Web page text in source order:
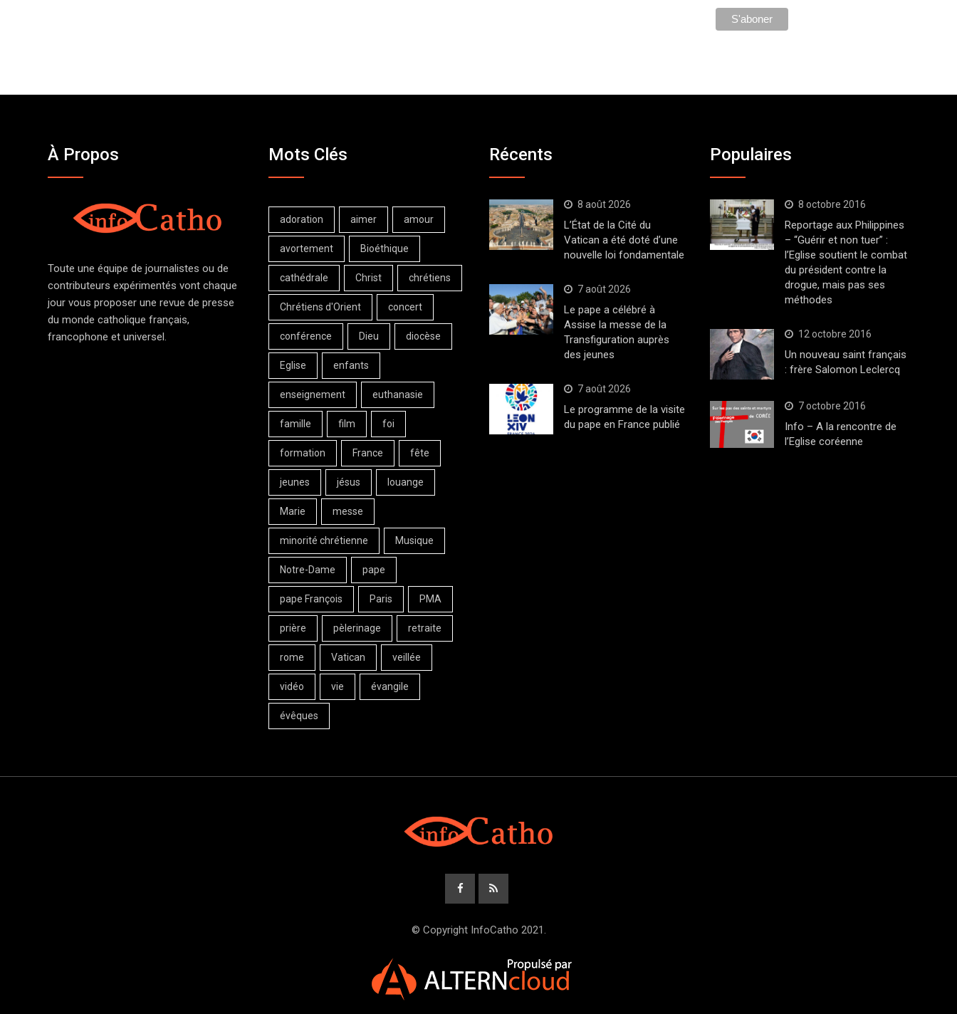
À Propos
Toute une équipe de journalistes ou de
contributeurs expérimentés vont chaque
jour vous proposer une revue de presse
du monde catholique français,
francophone et universel.
Mots Clés
adoration aimer amour
avortement Bioéthique
cathédrale Christ chrétiens
Chrétiens d'Orient concert
conférence Dieu diocèse
Eglise enfants
enseignement euthanasie
famille film foi
formation France fête
jeunes jésus louange
Marie messe
minorité chrétienne Musique
Notre-Dame pape
pape François Paris PMA
prière pèlerinage retraite
rome Vatican veillée
vidéo vie évangile
évêques
Récents
8 août 2026
L’État de la Cité du
Vatican a été doté d’une
nouvelle loi fondamentale
7 août 2026
Le pape a célébré à
Assise la messe de la
Transfiguration auprès
des jeunes
7 août 2026
Le programme de la visite
du pape en France publié
Populaires
8 octobre 2016
Reportage aux Philippines
– “Guérir et non tuer” :
l’Eglise soutient le combat
du président contre la
drogue, mais pas ses
méthodes
12 octobre 2016
Un nouveau saint français
: frère Salomon Leclercq
7 octobre 2016
Info – A la rencontre de
l’Eglise coréenne
© Copyright InfoCatho 2021.